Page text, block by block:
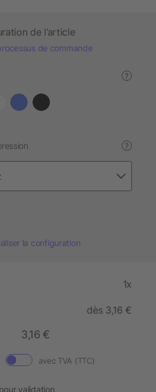
de l’article
de commande
?
?
la configuration
1x
dès 3,16 €
3,16 €
avec TVA (TTC)
validation